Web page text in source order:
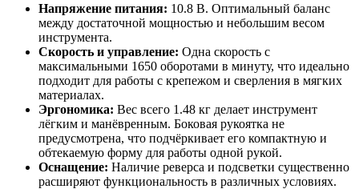
Напряжение питания: 10.8 В. Оптимальный баланс
между достаточной мощностью и небольшим весом
инструмента.
Скорость и управление: Одна скорость с
максимальными 1650 оборотами в минуту, что идеально
подходит для работы с крепежом и сверления в мягких
материалах.
Эргономика: Вес всего 1.48 кг делает инструмент
лёгким и манёвренным. Боковая рукоятка не
предусмотрена, что подчёркивает его компактную и
обтекаемую форму для работы одной рукой.
Оснащение: Наличие реверса и подсветки существенно
расширяют функциональность в различных условиях.